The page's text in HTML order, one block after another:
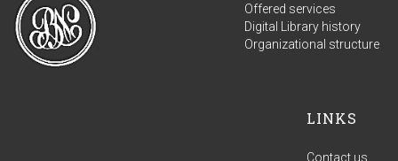
Offered services
Digital Library history
Organizational structure
LINKS
Contact us